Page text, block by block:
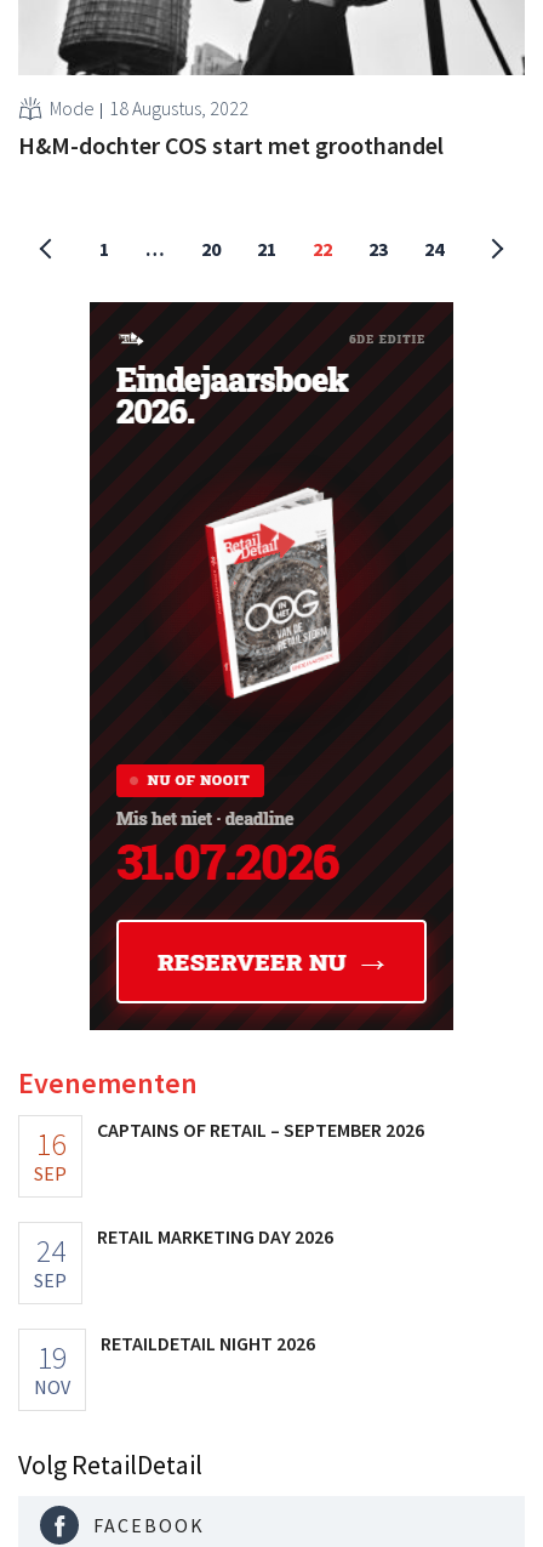
Mode 18 Augustus, 2022
H&M-dochter COS start met groothandel
1 … 20 21 22 23 24
Evenementen
16
SEP
CAPTAINS OF RETAIL – SEPTEMBER 2026
24
SEP
RETAIL MARKETING DAY 2026
19
NOV
RETAILDETAIL NIGHT 2026
Volg RetailDetail
FACEBOOK